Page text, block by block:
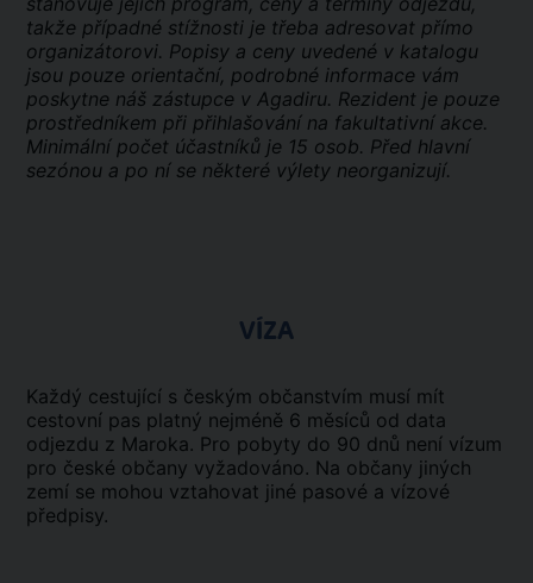
takže případné stížnosti je třeba adresovat přímo
organizátorovi. Popisy a ceny uvedené v katalogu
jsou pouze orientační, podrobné informace vám
poskytne náš zástupce v Agadiru. Rezident je pouze
prostředníkem při přihlašování na fakultativní akce.
Minimální počet účastníků je 15 osob. Před hlavní
sezónou a po ní se některé výlety neorganizují.
VÍZA
Každý cestující s českým občanstvím musí mít
cestovní pas platný nejméně 6 měsíců od data
odjezdu z Maroka. Pro pobyty do 90 dnů není vízum
pro české občany vyžadováno. Na občany jiných
zemí se mohou vztahovat jiné pasové a vízové
předpisy.